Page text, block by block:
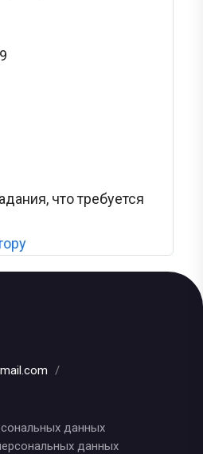
что требуется
/
данных
данных